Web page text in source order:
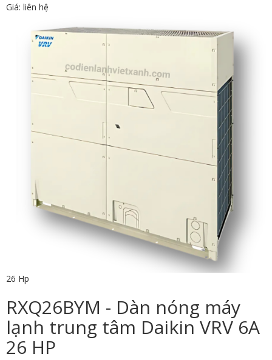
Giá: liên hệ
26 Hp
RXQ26BYM - Dàn nóng máy
lạnh trung tâm Daikin VRV 6A
26 HP